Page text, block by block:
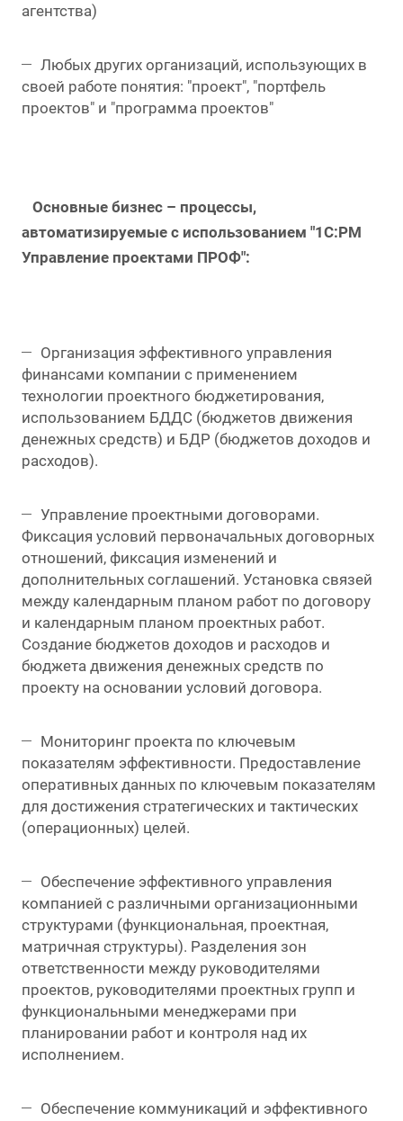
агентства)
Любых других организаций, использующих в
своей работе понятия: "проект", "портфель
проектов" и "программа проектов"
Основные бизнес – процессы,
автоматизируемые с использованием "1С:PM
Управление проектами ПРОФ":
Организация эффективного управления
финансами компании с применением
технологии проектного бюджетирования,
использованием БДДС (бюджетов движения
денежных средств) и БДР (бюджетов доходов и
расходов).
Управление проектными договорами.
Фиксация условий первоначальных договорных
отношений, фиксация изменений и
дополнительных соглашений. Установка связей
между календарным планом работ по договору
и календарным планом проектных работ.
Создание бюджетов доходов и расходов и
бюджета движения денежных средств по
проекту на основании условий договора.
Мониторинг проекта по ключевым
показателям эффективности. Предоставление
оперативных данных по ключевым показателям
для достижения стратегических и тактических
(операционных) целей.
Обеспечение эффективного управления
компанией с различными организационными
структурами (функциональная, проектная,
матричная структуры). Разделения зон
ответственности между руководителями
проектов, руководителями проектных групп и
функциональными менеджерами при
планировании работ и контроля над их
исполнением.
Обеспечение коммуникаций и эффективного